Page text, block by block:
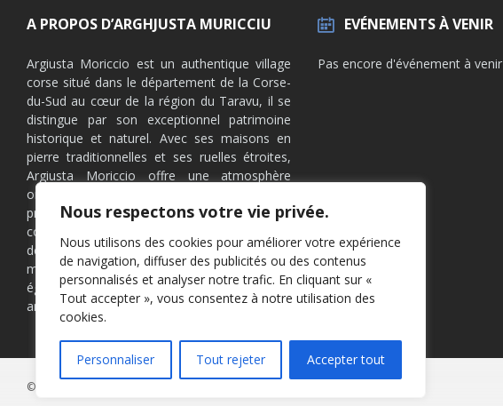
Nous respectons votre vie privée.
Nous utilisons des cookies pour améliorer votre expérience
de navigation, diffuser des publicités ou des contenus
personnalisés et analyser notre trafic. En cliquant sur «
Tout accepter », vous consentez à notre utilisation des
cookies.
Personnaliser Tout rejeter Accepter tout
A PROPOS D’ARGHJUSTA MURICCIU
Argiusta Moriccio est un authentique village
corse situé dans le département de la Corse-
du-Sud au cœur de la région du Taravu, il se
distingue par son exceptionnel patrimoine
historique et naturel. Avec ses maisons en
pierre traditionnelles et ses ruelles étroites,
Argiusta Moriccio offre une atmosphère
originelle et paisible. Les habitants y
préservent les traditions locales et la culture
corse, notamment à travers des festivités et
des pratiques agricoles. Entouré de
montagnes et de forêts, ce village est
également un point de départ idéal pour les
amateurs de randonnée et de nature.
EVÉNEMENTS À VENIR
Pas encore d'événement à venir
© 2026 Arghjusta Muricciu